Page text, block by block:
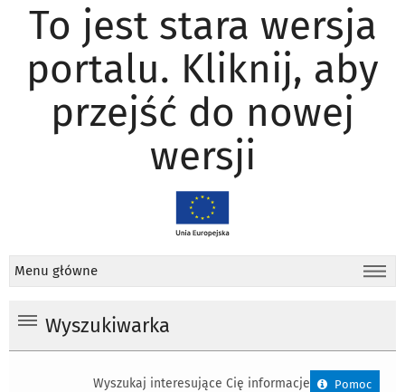
To jest stara wersja
portalu. Kliknij, aby
przejść do nowej
wersji
Menu główne
Wyszukiwarka
Pomoc
Wyszukaj interesujące Cię informacje